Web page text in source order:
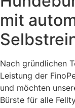
mit
Nach gründlichen
Leistung der
und möchten
Bürste für alle